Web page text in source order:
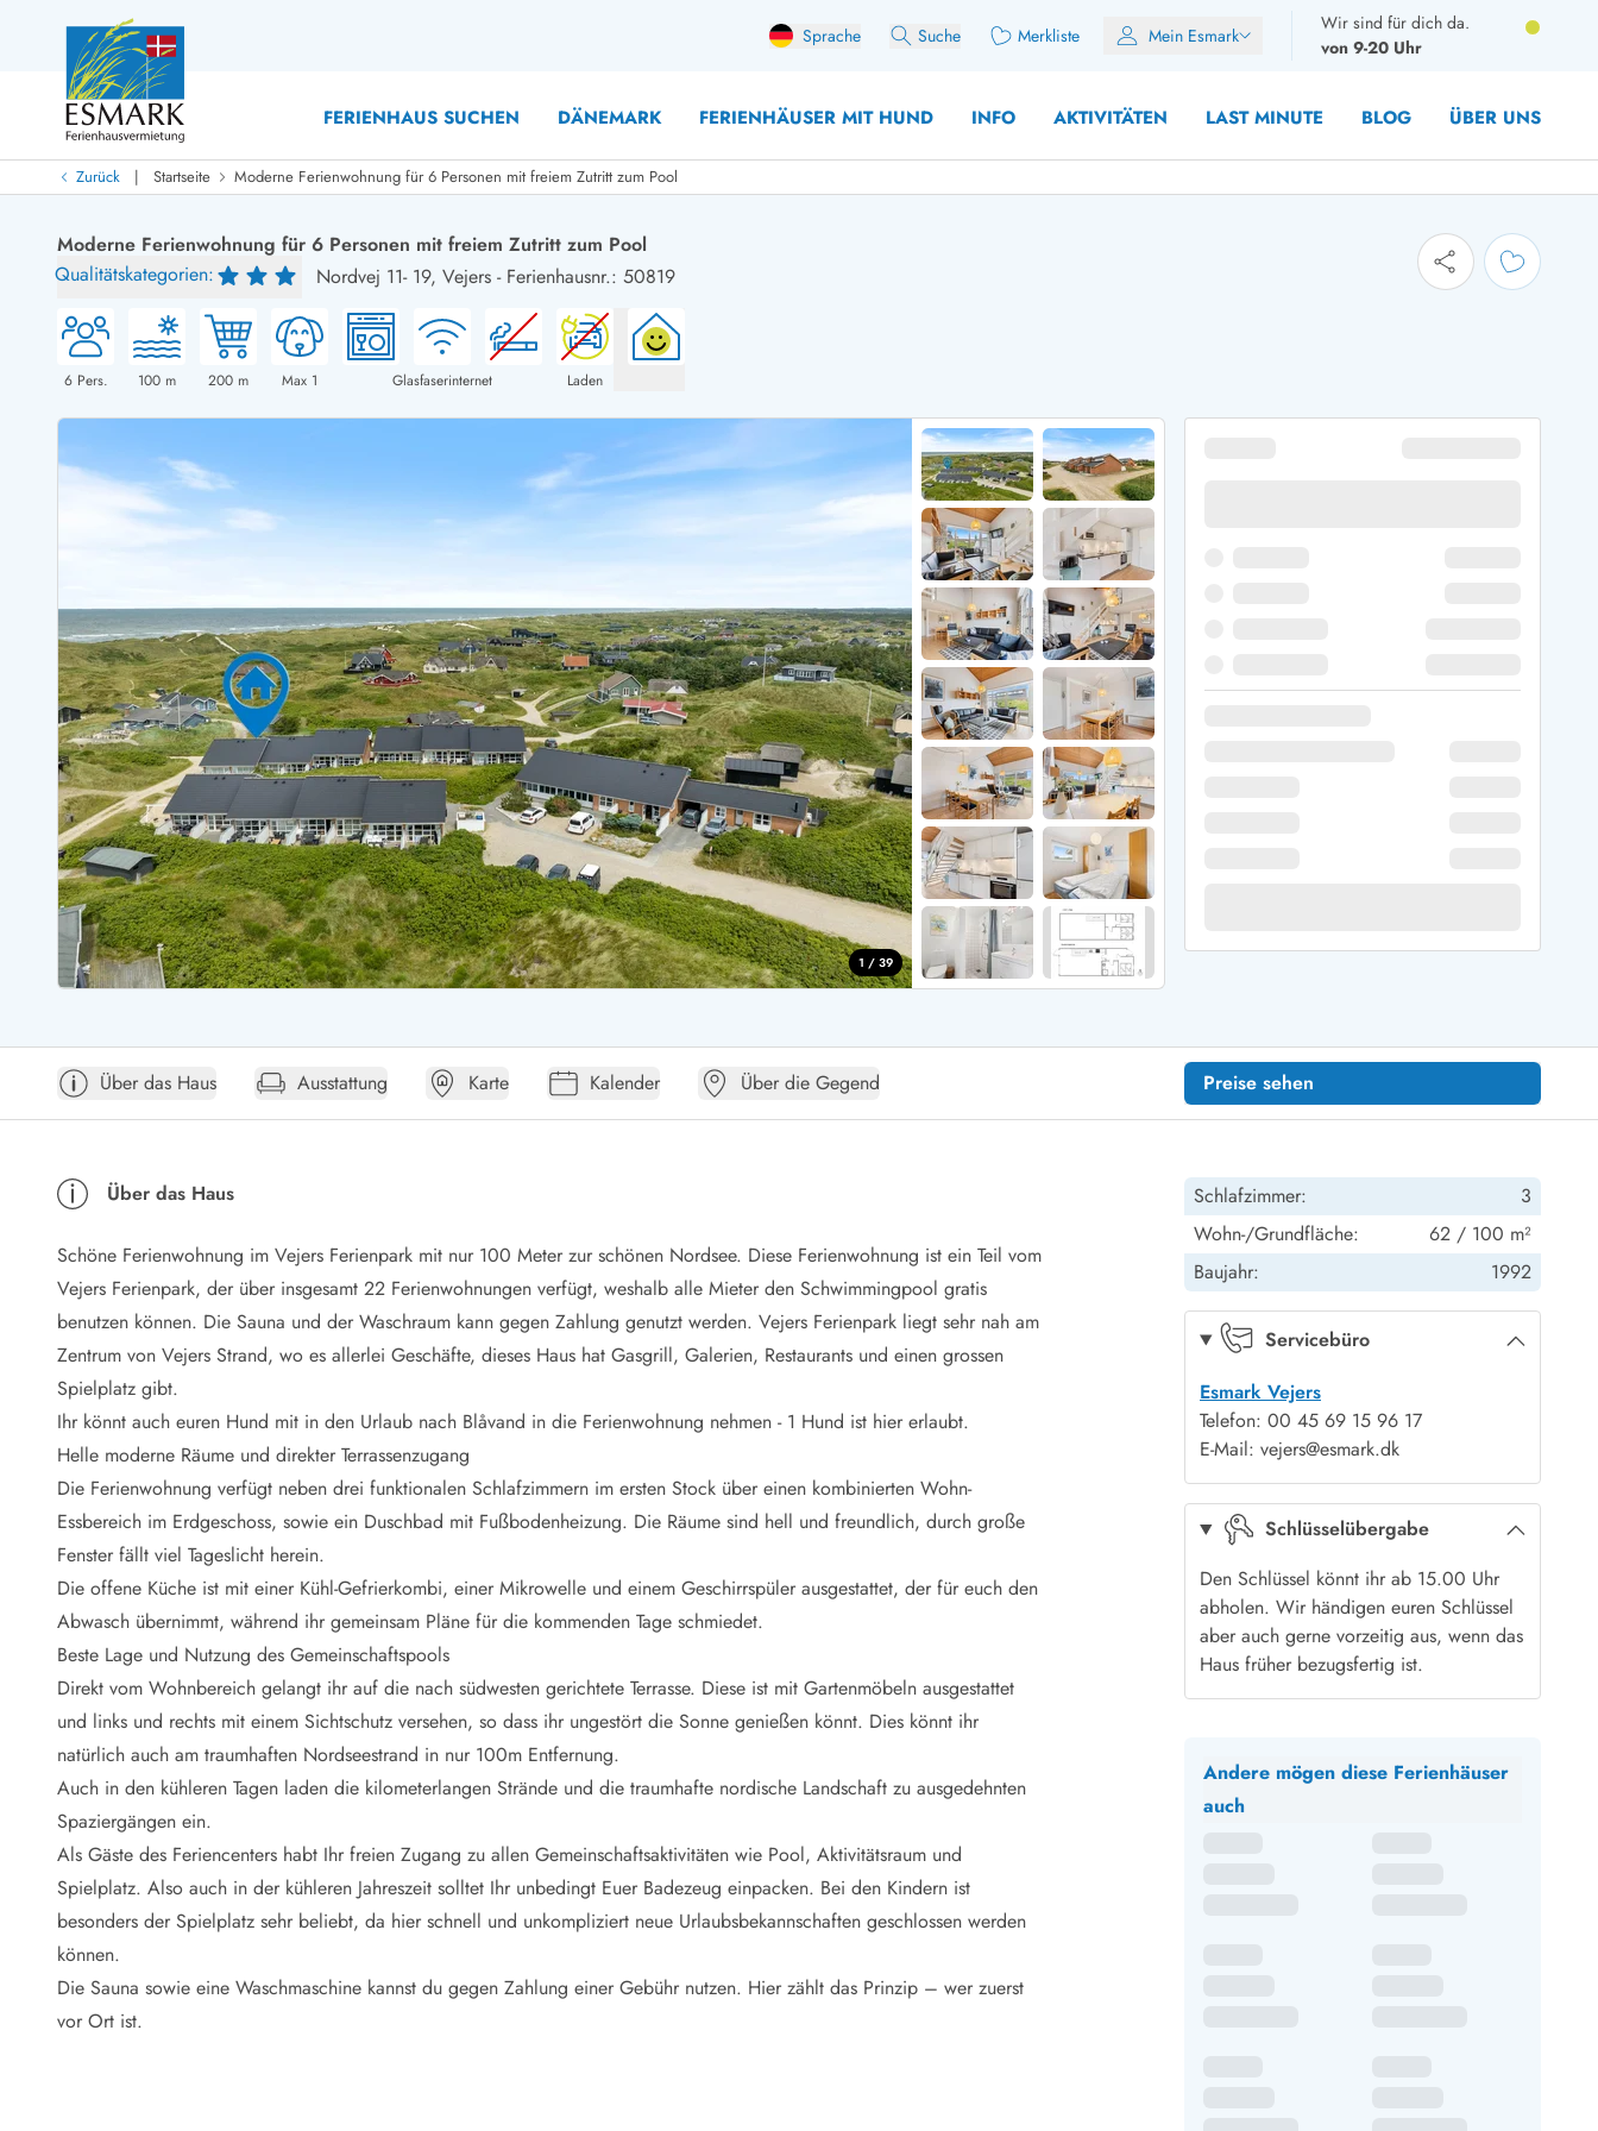
Sprache Suche Merkliste Mein Esmark
Wir sind für dich da.
von 9-20 Uhr
FERIENHAUS SUCHEN DÄNEMARK FERIENHÄUSER MIT HUND INFO AKTIVITÄTEN LAST MINUTE BLOG ÜBER UNS
Last Minute
Last Minute
Neu bei uns!
Neue Ferienhäuser bei ESMARKFerienhäuser mit PoolFerienhäuser mit Hund
Neurenovierte Ferienhäuser
Ferienhäuser mit Endreinigung inklusive
Ferienhäuser dicht am Strand
Ferienhäuser neu gebaut
Ferienhäuser mit Sauna
Ferienhäuser Nicht-Raucher
Ferienhäuser mit Aussicht
Ferienhäuser mit Samstagswechsel
Ferienhäuser mit Sonntagswechsel
Ferienhäuser für Angler
Ferienhäuser mit Aktivitätsraum
Ferienhäuser mit Kindern
Luxus Ferienhäuser
Ferienhäuser mit Nebensaionrabatt
Ferienhaus für 6 Personen
Ferienhaus für Gruppen
Ferienhäuser im Frühjahr
Ferienhäuser im Sommer
Ferienhäuser im Herbst
Ferienhäuser im Winter
Ferienhäuser über Weihnachten
Ferienhäuser über Silvester
Ferienhäuser BjerregardFerienhäuser BlavandFerienhäuser Hvide SandeFerienhäuser Sondervig
Ferienhäuser Argab
Ferienhäuser in Arrild
Ferienhäuser Bjerregard
Ferienhäuser Blavand
Ferienhäuser Bork Havn
Ferienhäuser Fjand
Ferienhäuser Fanö
Ferienhäuser Graerup Strand
Ferienhäuser Haurvig
Ferienhäuser Henne Strand
Ferienhäuser Ho
Ferienhäuser Houstrup
Ferienhäuser Houvig
Ferienhäuser auf Holmsland Klit
Ferienhäuser in Holmsland
Ferienhäuser Hvide Sande
Ferienhäuser Jegum
Ferienhäuser Klegod
Ferienhäuser Lodbjerg Hede
Ferienhäuser Nr. Lyngvig
Ferienhäuser in Nymindegab
Ferienhäuser Römö
Ferienhäuser am Ringköbing Fjord
Ferienhäuser Sondervig
Ferienhäuser Skodbjerge
Ferienhäuser in Thorsminde
Ferienhäuser Vederso Klit
Ferienhäuser Vejers Strand
Ferienhäuser Vester Husby
Öffnungszeiten
Anreise
Ferienhaus ABC
Häufige Fragen zur Buchung
Verleihservice
Reisescheckliste
Endreinigung
Gutschein
Frühbucher
Mietbedingungen
Reiseführer Dänemark
Tipps für Urlaub in Dänemark
Wetter in Dänemark
Saisonzeiten
Badesicherheit im Meer
Naturschutz
Webcam Dänemark
Ferienhauskatalog
Fotowettbewerb
Vorteile bei uns
Reisecurity
Esmark KidsVIP
Esmark VIP - Partnervorteile und Rabatte
Preisgarantie
Keine Kaution
Gästebewertungen
Gratis WLAN
We love people
Zurück | Startseite Moderne Ferienwohnung für 6 Personen mit freiem Zutritt zum Pool
Moderne Ferienwohnung für 6 Personen mit freiem Zutritt zum Pool
Qualitätskategorien:
Nordvej 11- 19, Vejers - Ferienhausnr.: 50819
6Pers. 100 m 200 m Max 1 Glasfaserinternet Laden
1 / 39
Über das Haus Ausstattung Karte Kalender Über die Gegend Preise sehen
Über das Haus
Schöne Ferienwohnung im Vejers Ferienpark mit nur 100 Meter zur schönen Nordsee. Diese Ferienwohnung ist ein Teil vom
Vejers Ferienpark, der über insgesamt 22 Ferienwohnungen verfügt, weshalb alle Mieter den Schwimmingpool gratis
benutzen können. Die Sauna und der Waschraum kann gegen Zahlung genutzt werden. Vejers Ferienpark liegt sehr nah am
Zentrum von Vejers Strand, wo es allerlei Geschäfte, dieses Haus hat Gasgrill, Galerien, Restaurants und einen grossen
Spielplatz gibt.
Ihr könnt auch euren Hund mit in den Urlaub nach Blåvand in die Ferienwohnung nehmen - 1 Hund ist hier erlaubt.
Helle moderne Räume und direkter Terrassenzugang
Die Ferienwohnung verfügt neben drei funktionalen Schlafzimmern im ersten Stock über einen kombinierten Wohn-
Essbereich im Erdgeschoss, sowie ein Duschbad mit Fußbodenheizung. Die Räume sind hell und freundlich, durch große
Fenster fällt viel Tageslicht herein.
Die offene Küche ist mit einer Kühl-Gefrierkombi, einer Mikrowelle und einem Geschirrspüler ausgestattet, der für euch den
Abwasch übernimmt, während ihr gemeinsam Pläne für die kommenden Tage schmiedet.
Beste Lage und Nutzung des Gemeinschaftspools
Direkt vom Wohnbereich gelangt ihr auf die nach südwesten gerichtete Terrasse. Diese ist mit Gartenmöbeln ausgestattet
und links und rechts mit einem Sichtschutz versehen, so dass ihr ungestört die Sonne genießen könnt. Dies könnt ihr
natürlich auch am traumhaften Nordseestrand in nur 100m Entfernung.
Auch in den kühleren Tagen laden die kilometerlangen Strände und die traumhafte nordische Landschaft zu ausgedehnten
Spaziergängen ein.
Als Gäste des Feriencenters habt Ihr freien Zugang zu allen Gemeinschaftsaktivitäten wie Pool, Aktivitätsraum und
Spielplatz. Also auch in der kühleren Jahreszeit solltet Ihr unbedingt Euer Badezeug einpacken. Bei den Kindern ist
besonders der Spielplatz sehr beliebt, da hier schnell und unkompliziert neue Urlaubsbekannschaften geschlossen werden
können.
Die Sauna sowie eine Waschmaschine kannst du gegen Zahlung einer Gebühr nutzen. Hier zählt das Prinzip – wer zuerst
vor Ort ist.
Schlafzimmer:
3
Wohn-/Grundfläche:
62 / 100 m²
Baujahr:
1992
Servicebüro
Esmark Vejers
Telefon: 00 45 69 15 96 17
E-Mail: vejers@esmark.dk
Schlüsselübergabe
Den Schlüssel könnt ihr ab 15.00 Uhr
abholen. Wir händigen euren Schlüssel
aber auch gerne vorzeitig aus, wenn das
Haus früher bezugsfertig ist.
Andere mögen diese Ferienhäuser
auch